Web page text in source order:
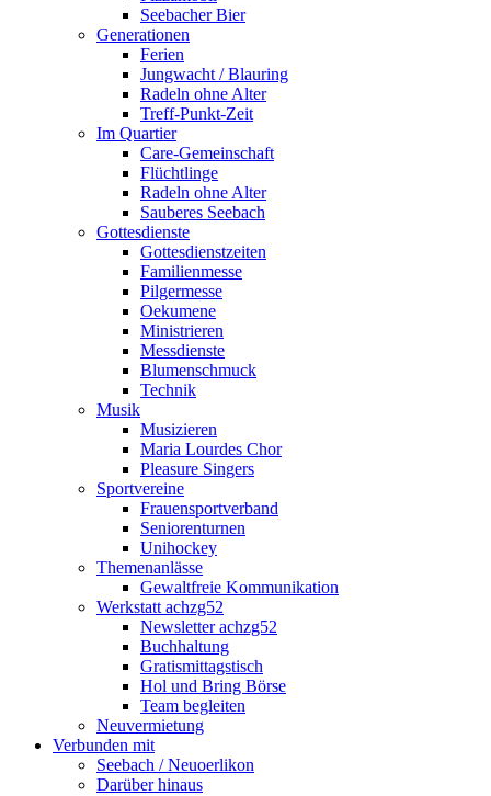
Seebacher Bier
Generationen
Ferien
Jungwacht / Blauring
Radeln ohne Alter
Treff-Punkt-Zeit
Im Quartier
Care-Gemeinschaft
Flüchtlinge
Radeln ohne Alter
Sauberes Seebach
Gottesdienste
Gottesdienstzeiten
Familienmesse
Pilgermesse
Oekumene
Ministrieren
Messdienste
Blumenschmuck
Technik
Musik
Musizieren
Maria Lourdes Chor
Pleasure Singers
Sportvereine
Frauensportverband
Seniorenturnen
Unihockey
Themenanlässe
Gewaltfreie Kommunikation
Werkstatt achzg52
Newsletter achzg52
Buchhaltung
Gratismittagstisch
Hol und Bring Börse
Team begleiten
Neuvermietung
Verbunden mit
Seebach / Neuoerlikon
Darüber hinaus